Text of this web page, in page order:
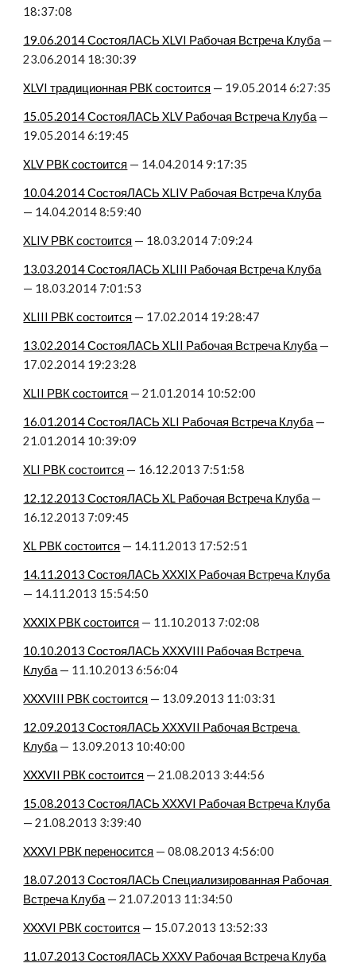
18:37:08
19.06.2014 СостояЛАСЬ XLVI Рабочая Встреча Клуба —
23.06.2014 18:30:39
XLVI традиционная РВК состоится — 19.05.2014 6:27:35
15.05.2014 СостояЛАСЬ XLV Рабочая Встреча Клуба —
19.05.2014 6:19:45
XLV РВК состоится — 14.04.2014 9:17:35
10.04.2014 СостояЛАСЬ XLIV Рабочая Встреча Клуба
— 14.04.2014 8:59:40
XLIV РВК состоится — 18.03.2014 7:09:24
13.03.2014 СостояЛАСЬ XLIII Рабочая Встреча Клуба
— 18.03.2014 7:01:53
XLIII РВК состоится — 17.02.2014 19:28:47
13.02.2014 СостояЛАСЬ XLII Рабочая Встреча Клуба —
17.02.2014 19:23:28
XLII РВК состоится — 21.01.2014 10:52:00
16.01.2014 СостояЛАСЬ XLI Рабочая Встреча Клуба —
21.01.2014 10:39:09
XLI РВК состоится — 16.12.2013 7:51:58
12.12.2013 СостояЛАСЬ XL Рабочая Встреча Клуба —
16.12.2013 7:09:45
XL РВК состоится — 14.11.2013 17:52:51
14.11.2013 СостояЛАСЬ XХXIХ Рабочая Встреча Клуба
— 14.11.2013 15:54:50
XXXIX РВК состоится — 11.10.2013 7:02:08
10.10.2013 СостояЛАСЬ XХXVIII Рабочая Встреча
Клуба — 11.10.2013 6:56:04
XXXVIII РВК состоится — 13.09.2013 11:03:31
12.09.2013 СостояЛАСЬ XХXVII Рабочая Встреча
Клуба — 13.09.2013 10:40:00
XXXVII РВК состоится — 21.08.2013 3:44:56
15.08.2013 СостояЛАСЬ XХXVI Рабочая Встреча Клуба
— 21.08.2013 3:39:40
XXXVI РВК переносится — 08.08.2013 4:56:00
18.07.2013 СостояЛАСЬ Специализированная Рабочая
Встреча Клуба — 21.07.2013 11:34:50
XXXVI РВК состоится — 15.07.2013 13:52:33
11.07.2013 СостояЛАСЬ XХXV Рабочая Встреча Клуба